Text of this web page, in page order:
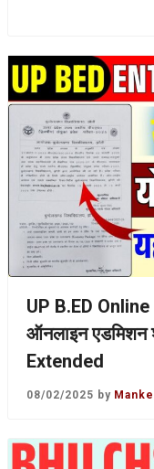
UP B.ED
ऑनलाइन
Extended
08/02/2025 by